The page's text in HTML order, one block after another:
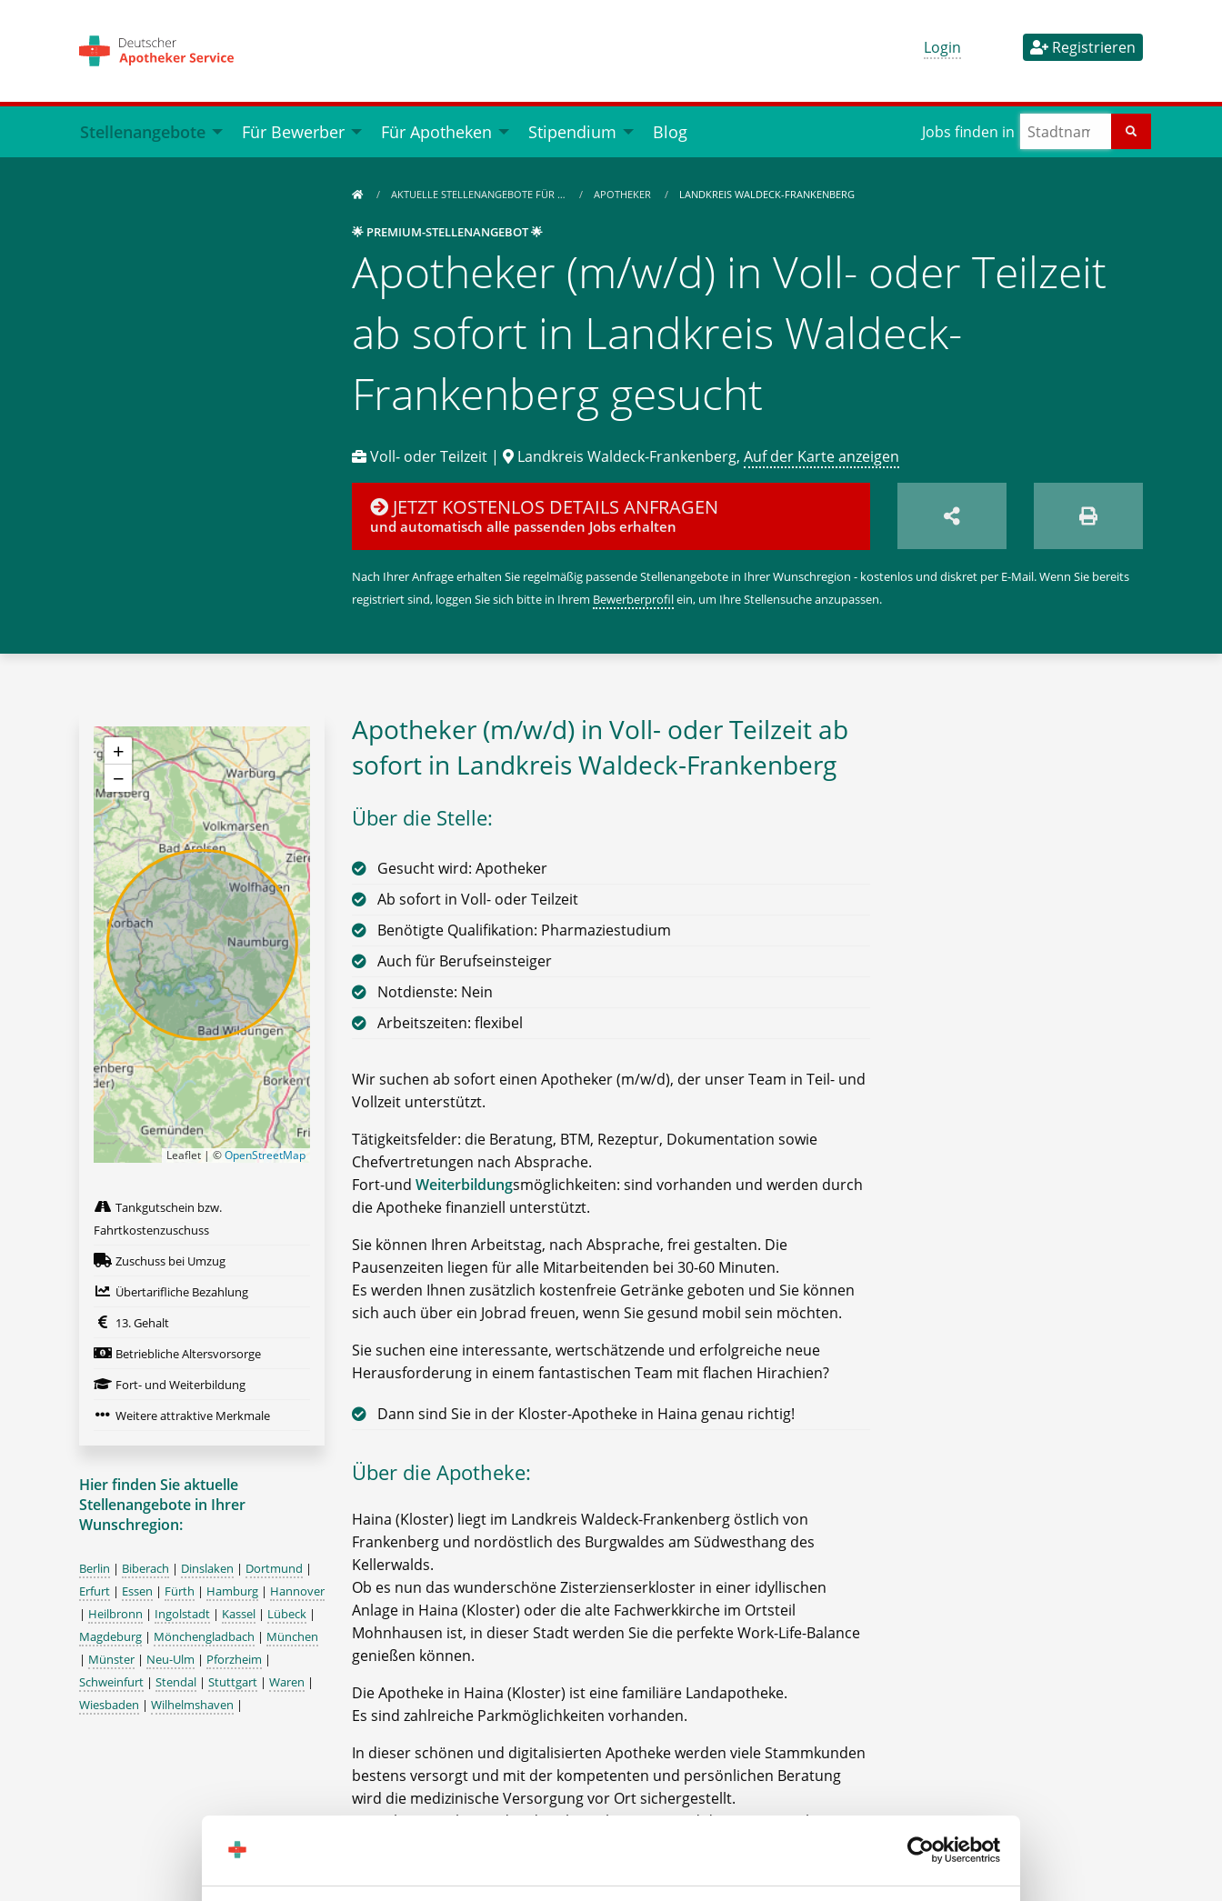
Login Registrieren
Stellenangebote Für Bewerber Für Apotheken Stipendium Blog Jobs finden in
AKTUELLE STELLENANGEBOTE FÜR … APOTHEKER LANDKREIS WALDECK-FRANKENBERG
🌟 PREMIUM-STELLENANGEBOT 🌟
Apotheker (m/w/d) in Voll- oder Teilzeit
ab sofort in Landkreis Waldeck-
Frankenberg gesucht
Voll- oder Teilzeit | Landkreis Waldeck-Frankenberg, Auf der Karte anzeigen
JETZT KOSTENLOS DETAILS ANFRAGEN
und automatisch alle passenden Jobs erhalten
Nach Ihrer Anfrage erhalten Sie regelmäßig passende Stellenangebote in Ihrer Wunschregion - kostenlos und diskret per E-Mail. Wenn Sie bereits
registriert sind, loggen Sie sich bitte in Ihrem Bewerberprofilein, um Ihre Stellensuche anzupassen.
Apotheker (m/w/d) in Voll- oder Teilzeit ab
sofort in Landkreis Waldeck-Frankenberg
Über die Stelle:
Gesucht wird: Apotheker
Ab sofort in Voll- oder Teilzeit
Benötigte Qualifikation: Pharmaziestudium
Auch für Berufseinsteiger
Notdienste: Nein
Arbeitszeiten: flexibel
Wir suchen ab sofort einen Apotheker (m/w/d), der unser Team in Teil- und
Vollzeit unterstützt.
Tätigkeitsfelder: die Beratung, BTM, Rezeptur, Dokumentation sowie
Chefvertretungen nach Absprache.
Fort-und Weiterbildungsmöglichkeiten: sind vorhanden und werden durch
die Apotheke finanziell unterstützt.
Sie können Ihren Arbeitstag, nach Absprache, frei gestalten. Die
Pausenzeiten liegen für alle Mitarbeitenden bei 30-60 Minuten.
Es werden Ihnen zusätzlich kostenfreie Getränke geboten und Sie können
sich auch über ein Jobrad freuen, wenn Sie gesund mobil sein möchten.
Sie suchen eine interessante, wertschätzende und erfolgreiche neue
Herausforderung in einem fantastischen Team mit flachen Hirachien?
Dann sind Sie in der Kloster-Apotheke in Haina genau richtig!
Über die Apotheke:
Haina (Kloster) liegt im Landkreis Waldeck-Frankenberg östlich von
Frankenberg und nordöstlich des Burgwaldes am Südwesthang des
Kellerwalds.
Ob es nun das wunderschöne Zisterzienserkloster in einer idyllischen
Anlage in Haina (Kloster) oder die alte Fachwerkkirche im Ortsteil
Mohnhausen ist, in dieser Stadt werden Sie die perfekte Work-Life-Balance
genießen können.
Die Apotheke in Haina (Kloster) ist eine familiäre Landapotheke.
Es sind zahlreiche Parkmöglichkeiten vorhanden.
In dieser schönen und digitalisierten Apotheke werden viele Stammkunden
bestens versorgt und mit der kompetenten und persönlichen Beratung
wird die medizinische Versorgung vor Ort sichergestellt.
Die Schwerpunkte sind in der Phytopharmazie und der Homöopathie.
die ebenfalls mit Medikamenten versorgt wird.
+
−
Leaflet | ©OpenStreetMap
Tankgutschein bzw.
Fahrtkostenzuschuss
Zuschuss bei Umzug
Übertarifliche Bezahlung
13. Gehalt
Betriebliche Altersvorsorge
Fort- und Weiterbildung
Weitere attraktive Merkmale
Hier finden Sie aktuelle
Stellenangebote in Ihrer
Wunschregion:
Berlin | Biberach | Dinslaken | Dortmund |
Erfurt | Essen | Fürth | Hamburg | Hannover
| Heilbronn | Ingolstadt | Kassel | Lübeck |
Magdeburg | Mönchengladbach | München
| Münster | Neu-Ulm | Pforzheim |
Schweinfurt | Stendal | Stuttgart | Waren |
Wiesbaden | Wilhelmshaven |